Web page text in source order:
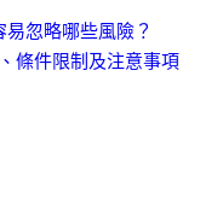
忽略哪些風險？
條件限制及注意事項